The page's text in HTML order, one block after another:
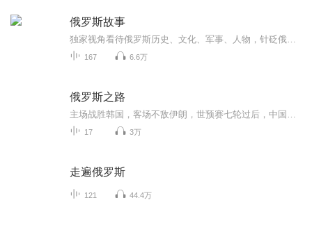
俄罗斯故事
167 6.6万
俄罗斯之路
17 3万
走遍俄罗斯
121 44.4万